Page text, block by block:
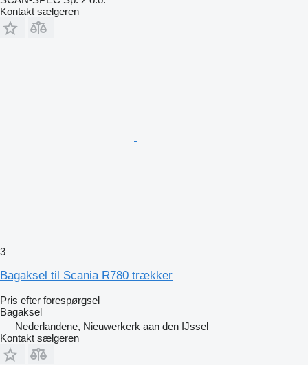
Kontakt sælgeren
3
Bagaksel til Scania R780 trækker
Pris efter forespørgsel
Bagaksel
Nederlandene, Nieuwerkerk aan den IJssel
Kontakt sælgeren